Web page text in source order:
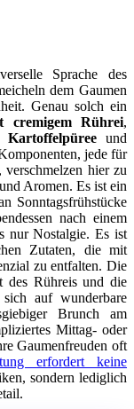
Sprache des
dem Gaumen
Genau solch ein
cremigem Rührei,
Kartoffelpüreeund
jede für
verschmelzen hier zu
Aromen. Es ist ein
Sonntagsfrühstücke
nach einem
nur Nostalgie. Es ist
Zutaten, die mit
zu entfalten. Die
des Rühreis und die
auf wunderbare
Brunch am
Mittag- oder
Gaumenfreuden oft
erfordert keine
sondern lediglich